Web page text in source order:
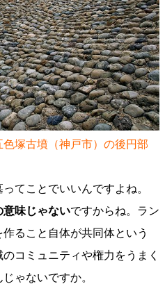
色塚古墳（神戸市）の後円部
てことでいいんですよね。
意味じゃないですからね。ラン
ること自体が共同体という
コミュニティや権力をうまく
ゃないですか。